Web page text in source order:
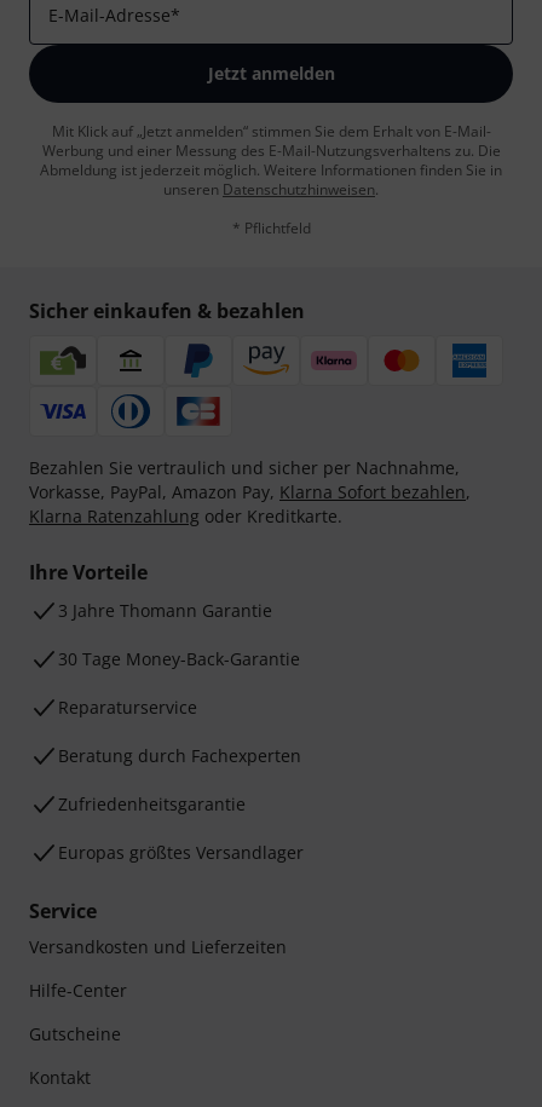
E-Mail-Adresse*
Jetzt anmelden
Mit Klick auf „Jetzt anmelden“ stimmen Sie dem Erhalt von E-Mail-
Werbung und einer Messung des E-Mail-Nutzungsverhaltens zu. Die
Abmeldung ist jederzeit möglich. Weitere Informationen finden Sie in
unseren Datenschutzhinweisen.
* Pflichtfeld
Sicher einkaufen & bezahlen
Bezahlen Sie vertraulich und sicher per Nachnahme,
Vorkasse, PayPal, Amazon Pay, Klarna Sofort bezahlen,
Klarna Ratenzahlung oder Kreditkarte.
Ihre Vorteile
3 Jahre Thomann Garantie
30 Tage Money-Back-Garantie
Reparaturservice
Beratung durch Fachexperten
Zufriedenheitsgarantie
Europas größtes Versandlager
Service
Versandkosten und Lieferzeiten
Hilfe-Center
Gutscheine
Kontakt